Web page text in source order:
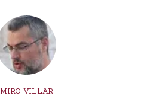
MIRO VILLAR